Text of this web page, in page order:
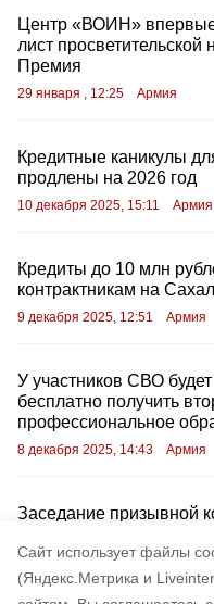
Cайт использует файлы
(Яндекс.Метрика и
Центр «ВОИН»
лист
Премия
29 января , 12:25 Армия
Кредитные каникулы
продлены на 2026 год
10 декабря 2025, 15:11 Армия
Кредиты до 10 млн
контрактникам на
9 декабря 2025, 12:51 Армия
У участников СВО
бесплатно получить
профессиональное
8 декабря 2025, 14:43 Армия
Заседание призывной